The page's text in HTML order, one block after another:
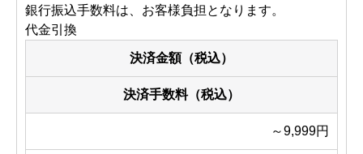
銀行振込手数料は、お客様負担となります。
代金引換
決済金額（税込）
決済手数料（税込）
～9,999円